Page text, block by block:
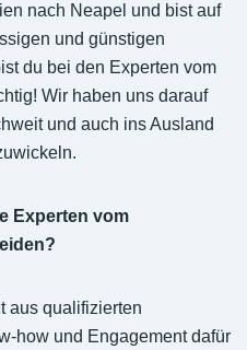
nach Neapel und bist auf
und günstigen
du bei den Experten vom
Wir haben uns darauf
und auch ins Ausland
Experten vom
aus qualifizierten
how und Engagement dafür